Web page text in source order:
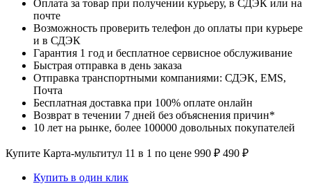
Оплата за товар при получении курьеру, в СДЭК или на
почте
Возможность проверить телефон до оплаты при курьере
и в СДЭК
Гарантия 1 год и бесплатное сервисное обслуживание
Быстрая отправка в день заказа
Отправка транспортными компаниями: СДЭК, EMS,
Почта
Бесплатная доставка при 100% оплате онлайн
Возврат в течении 7 дней без объяснения причин*
10 лет на рынке, более 100000 довольных покупателей
Купите Карта-мультитул 11 в 1 по цене 990 ₽ 490 ₽
Купить в один клик